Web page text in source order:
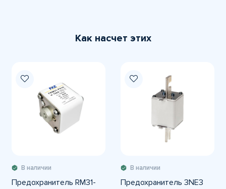
Как насчет этих
В наличии
Предохранитель RM31-
В наличии
Предохранитель 3NE3